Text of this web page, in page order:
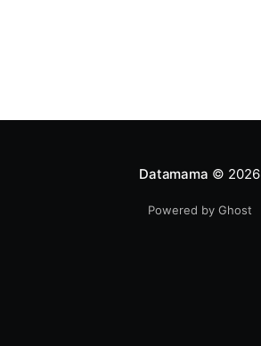
Datamama © 2026
Powered by Ghost